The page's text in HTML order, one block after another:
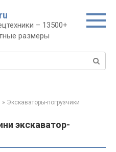
– 13500+
размеры
» Экскаваторы-погрузчики
экскаватор-